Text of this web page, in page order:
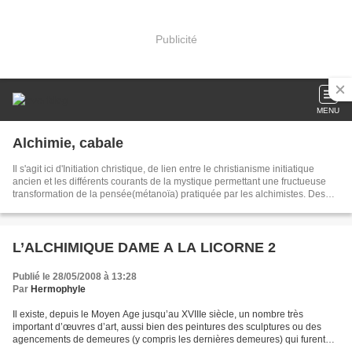
Publicité
MENU
Alchimie, cabale
Il s'agit ici d'Initiation christique, de lien entre le christianisme initiatique
ancien et les différents courants de la mystique permettant une fructueuse
transformation de la pensée(métanoïa) pratiquée par les alchimistes. Des
mythologie, symbolisme...
L’ALCHIMIQUE DAME A LA LICORNE 2
Publié le 28/05/2008 à 13:28
Par Hermophyle
Il existe, depuis le Moyen Age jusqu’au XVIIIe siècle, un nombre très
important d’œuvres d’art, aussi bien des peintures des sculptures ou des
agencements de demeures (y compris les dernières demeures) qui furent